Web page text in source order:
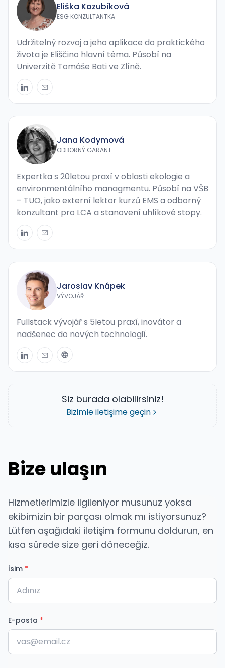
Eliška Kozubíková
ESG KONZULTANTKA
Udržitelný rozvoj a jeho aplikace do praktického
života je Eliščino hlavní téma. Působí na
Univerzitě Tomáše Bati ve Zlíně.
Jana Kodymová
ODBORNÝ GARANT
Expertka s 20letou praxí v oblasti ekologie a
environmentálního managmentu. Působí na VŠB
– TUO, jako externí lektor kurzů EMS a odborný
konzultant pro LCA a stanovení uhlíkové stopy.
Jaroslav Knápek
VÝVOJÁŘ
Fullstack vývojář s 5letou praxí, inovátor a
nadšenec do nových technologií.
Siz burada olabilirsiniz!
Bizimle iletişime geçin
Bize ulaşın
Hizmetlerimizle ilgileniyor musunuz yoksa
ekibimizin bir parçası olmak mı istiyorsunuz?
Lütfen aşağıdaki iletişim formunu doldurun, en
kısa sürede size geri döneceğiz.
İsim *
E-posta *